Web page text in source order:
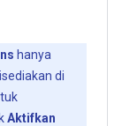
hanya
di
Aktifkan